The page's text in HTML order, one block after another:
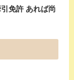
免許 あれば尚